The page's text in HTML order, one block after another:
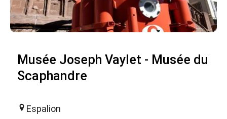
Musée Joseph Vaylet - Musée du
Scaphandre
Espalion